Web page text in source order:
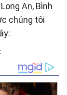
An, Bình
chúng tôi